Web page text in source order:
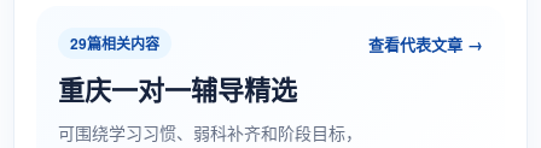
29篇相关内容
重庆一对一辅导精选
可围绕学习习惯、弱科补齐和阶段目标，
查看代表文章 →